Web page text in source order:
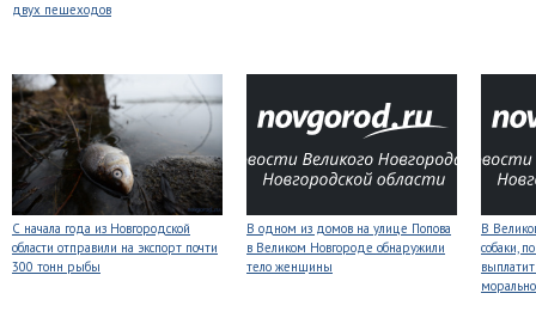
двух пешеходов
С начала года из Новгородской
области отправили на экспорт почти
300 тонн рыбы
В одном из домов на улице Попова
в Великом Новгороде обнаружили
тело женщины
В
собаки,